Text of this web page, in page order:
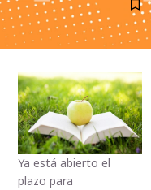
Ya está abierto el
plazo para